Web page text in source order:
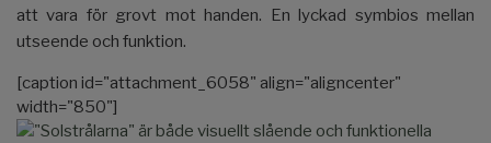
att vara för grovt mot handen. En lyckad symbios mellan
utseende och funktion.
[caption id="attachment_6058" align="aligncenter"
width="850"]